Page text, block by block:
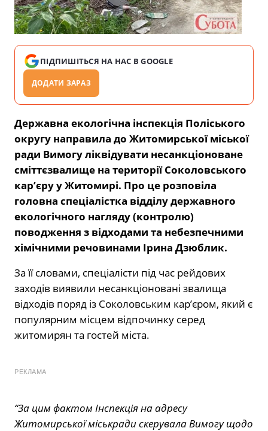
ПІДПИШІТЬСЯ НА НАС В GOOGLE
ДОДАТИ ЗАРАЗ
Державна екологічна інспекція Поліського
округу направила до Житомирської міської
ради Вимогу ліквідувати несанкціоноване
сміттєзвалище на території Соколовського
кар’єру у Житомирі. Про це розповіла
головна спеціалістка відділу державного
екологічного нагляду (контролю)
поводження з відходами та небезпечними
хімічними речовинами Ірина Дзюблик.
За її словами, спеціалісти під час рейдових
заходів виявили несанкціоновані звалища
відходів поряд із Соколовським кар’єром, який є
популярним місцем відпочинку серед
житомирян та гостей міста.
РЕКЛАМА
“За цим фактом Інспекція на адресу
Житомирської міськради скерувала Вимогу щодо